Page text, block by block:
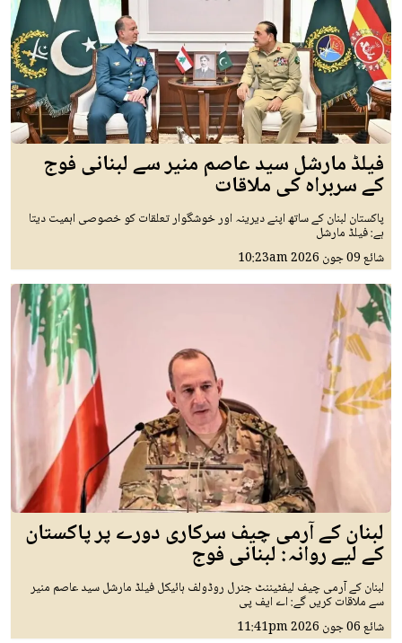
فیلڈ مارشل سید عاصم منیر سے لبنانی فوج
کے سربراہ کی ملاقات
پاکستان لبنان کے ساتھ اپنے دیرینہ اور خوشگوار تعلقات کو خصوصی اہمیت دیتا
ہے: فیلڈ مارشل
شائع09 جون 2026 10:23am
لبنان کے آرمی چیف سرکاری دورے پر پاکستان
کے لیے روانہ: لبنانی فوج
لبنان کے آرمی چیف لیفٹیننٹ جنرل روڈولف ہائیکل فیلڈ مارشل سید عاصم منیر
سے ملاقات کریں گے: اے ایف پی
شائع06 جون 2026 11:41pm